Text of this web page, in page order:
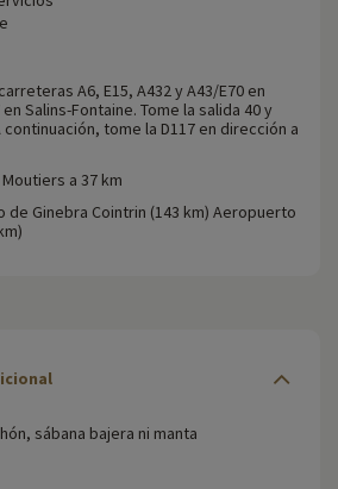
A6, E15, A432 y A43/E70 en
Salins-Fontaine. Tome la salida 40 y
continuación, tome la D117 en dirección a
a 37 km
de Ginebra Cointrin (143 km) Aeropuerto
sábana bajera ni manta